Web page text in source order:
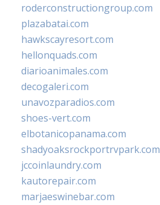
roderconstructiongroup.com
plazabatai.com
hawkscayresort.com
hellonquads.com
diarioanimales.com
decogaleri.com
unavozparadios.com
shoes-vert.com
elbotanicopanama.com
shadyoaksrockportrvpark.com
jccoinlaundry.com
kautorepair.com
marjaeswinebar.com